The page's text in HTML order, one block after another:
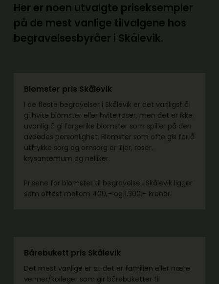
Her er noen utvalgte priseksempler
på de mest vanlige tilvalgene hos
begravelsesbyråer i Skålevik.
Blomster pris Skålevik
I de fleste begravelser i Skålevik er det vanligst å
gi hvite blomster eller hvite roser, men det er ikke
uvanlig å gi fargerike blomster som spiller på den
avdødes personlighet. Blomster som ofte gis for å
uttrykke sorg og omsorg er liljer, roser,
krysantemum og nelliker.
Prisene for blomster til begravelse i Skålevik ligger
som oftest mellom 400,– og 1.300,– kroner.
Bårebukett pris Skålevik
Det mest vanlige er at det er familien eller nære
venner/kolleger som gir bårebuketter til